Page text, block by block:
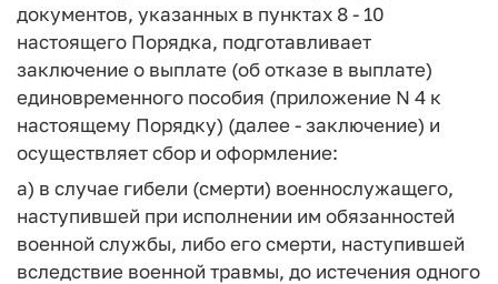
документов, указанных в пунктах 8 - 10
настоящего Порядка, подготавливает
заключение о выплате (об отказе в выплате)
единовременного пособия (приложение N 4 к
настоящему Порядку) (далее - заключение) и
осуществляет сбор и оформление:
а) в случае гибели (смерти) военнослужащего,
наступившей при исполнении им обязанностей
военной службы, либо его смерти, наступившей
вследствие военной травмы, до истечения одного